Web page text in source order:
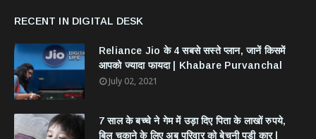
RECENT IN DIGITAL DESK
Reliance Jio के 4 सबसे सस्ते प्लान, जानें किसमें
आपको ज्यादा फायदा | Khabare Purvanchal
July 02, 2021
7 साल के बच्चे ने गेम में उड़ा दिए पिता के लाखों रुपये,
बिल चुकाने के लिए अब परिवार को बेचनी पड़ी कार |